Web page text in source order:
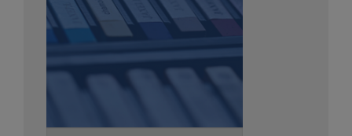
Se Pré-inscrire Détails